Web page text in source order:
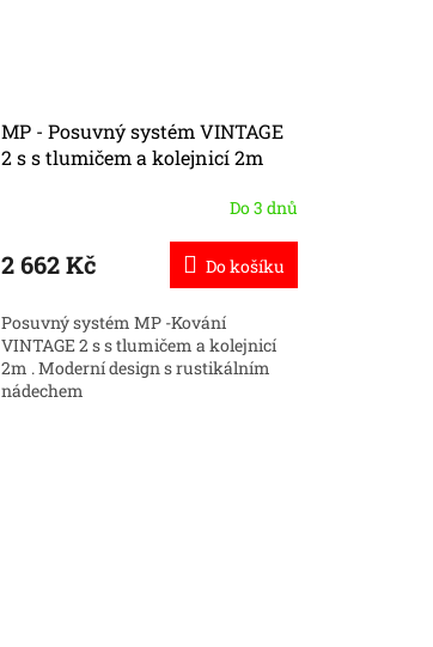
MP - Posuvný systém VINTAGE
2 s s tlumičem a kolejnicí 2m
Do 3 dnů
2 662 Kč Do košíku
Posuvný systém MP -Kování
VINTAGE 2 s s tlumičem a kolejnicí
2m . Moderní design s rustikálním
nádechem